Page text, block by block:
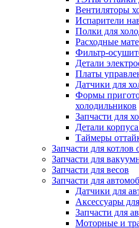
Вентиляторы
Испарители
Полки для
Расходные
Фильтр-
Детали
Платы
Датчики для
Формы
холодильников
Запчасти для
Детали
Таймеры
Запчасти для котлов
Запчасти для
Запчасти для весов
Запчасти для
Датчики для
Аксессуары
Запчасти для
Моторные и